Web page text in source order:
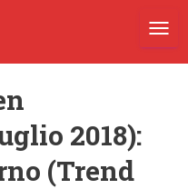
2018):
(Trend